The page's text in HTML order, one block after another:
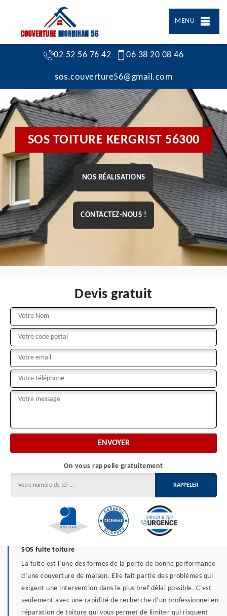
MENU
02 52 56 76 42 06 38 20 08 46
sos.couverture56@gmail.com
SOS TOITURE KERGRIST 56300
NOS RÉALISATIONS
CONTACTEZ-NOUS !
Devis gratuit
On vous rappelle gratuitement
SOS fuite toiture
La fuite est l’une des formes de la perte de bonne performance
d’une couverture de maison. Elle fait partie des problèmes qui
exigent une intervention dans le plus bref délai possible. C’est
seulement avec une rapidité de recherche d’un professionnel en
réparation de toiture qui vous permet de limiter qui risquent